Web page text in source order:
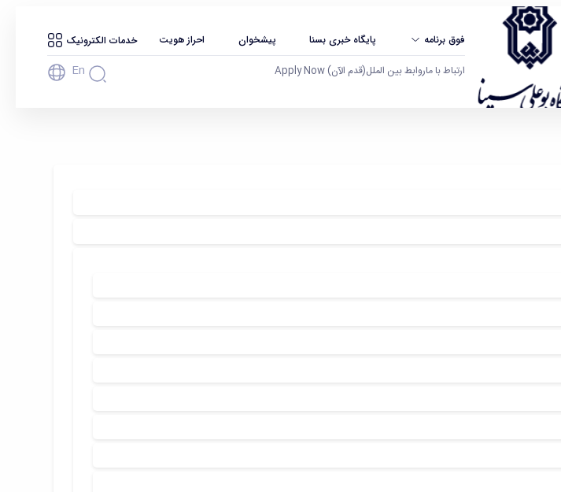
فوق برنامه پایگاه خبری بسنا پیشخوان احراز هویت خدمات الکترونیک
ارتباط با ماروابط بین الملل(قدم الآن) Apply Now En